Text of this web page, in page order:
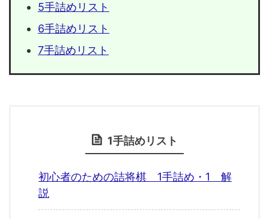
5手詰めリスト
6手詰めリスト
7手詰めリスト
1手詰めリスト
初心者のための詰将棋 1手詰め・1 解
説